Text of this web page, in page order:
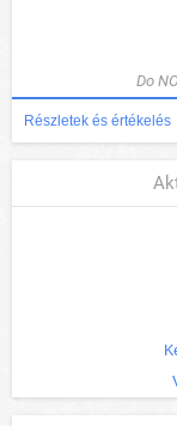
Do
Részletek és értékelés